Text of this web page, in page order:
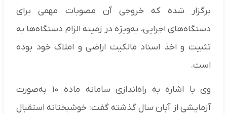
برگزار شده که خروجی آن مصوبات مهمی برای
دستگاه‌های اجرایی، به‌ویژه در زمینه الزام دستگاه‌ها به
تثبیت و اخذ اسناد مالکیت اراضی و املاک خود بوده
است.
وی با اشاره به راه‌اندازی سامانه ماده ۱۰ به‌صورت
آزمایشی از آبان سال گذشته گفت: خوشبختانه استقبال